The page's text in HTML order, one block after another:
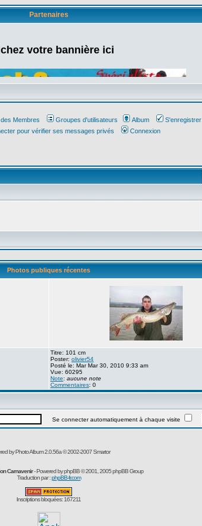
Partenaires
votre bannière ici
Membres Groupes d'utilisateurs Album
S'enregistrer
pour vérifier ses messages privés Connexion
Photos publiques récentes
Titre: 101 cm
Poster: olivier54
Posté le: Mar Mar 30, 2010 9:33 am
Vue: 60295
Note: aucune note
Commentaires: 0
Se connecter automatiquement à chaque visite
by Photo Album 2.0.56a © 2002-2007Smartor
Carnavenir- Powered byphpBB© 2001, 2005 phpBB Group
Traduction par :phpBB-fr.com
Inscriptions bloquées: 167211